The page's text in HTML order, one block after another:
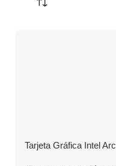
Tarjeta Gráfica Intel Arc